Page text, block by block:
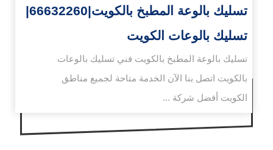
تسليك بالوعة المطبخ بالكويت|66632260|
تسليك بالوعات الكويت
تسليك بالوعة المطبخ بالكويت فني تسليك بالوعات
بالكويت اتصل بنا الآن الخدمة متاحة لجميع مناطق
الكويت أفضل شركة ...